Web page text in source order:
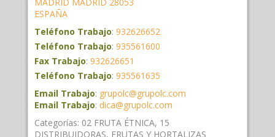
ESPAÑA
Teléfono Trabajo: 932626652
Teléfono Trabajo: 935561600
Fax Trabajo: 932626651
Teléfono Trabajo: 935561635
Email Trabajo: grupolc@grupolc.com
Email Trabajo: dica@grupolc.com
Categorías: 02 FRUTA ÉTNICA, 15
DISTRIBUIDORAS, FRUTAS Y HORTALIZAS